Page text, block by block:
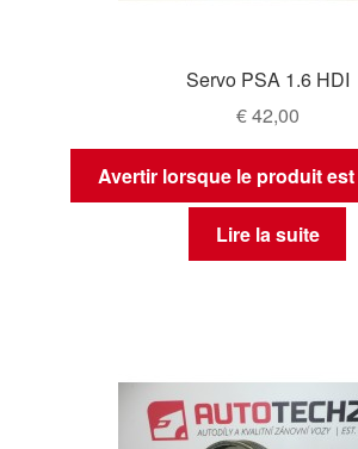
Servo PSA 1.6 HDI
€42,00
Avertir lorsque le produit
Lire la suite